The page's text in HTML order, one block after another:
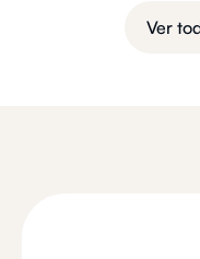
Ver